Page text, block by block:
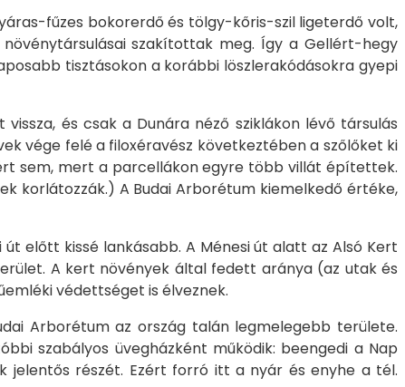
fűzes bokorerdő és tölgy-kőris-szil ligeterdő volt,
szakítottak meg. Így a Gellért-hegy
tisztásokon a korábbi löszlerakódásokra gyepi
és csak a Dunára néző sziklákon lévő társulás
vége felé a filoxéravész következtében a szőlőket ki
sem, mert a parcellákon egyre több villát építettek.
korlátozzák.) A Budai Arborétum kiemelkedő értéke,
előtt kissé lankásabb. A Ménesi út alatt az Alsó Kert
A kert növények által fedett aránya (az utak és
védettséget is élveznek.
Arborétum az ország talán legmelegebb területe.
szabályos üvegházként működik: beengedi a Nap
jelentős részét. Ezért forró itt a nyár és enyhe a tél.